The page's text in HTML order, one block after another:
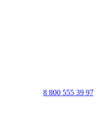
8 800 555 39 97